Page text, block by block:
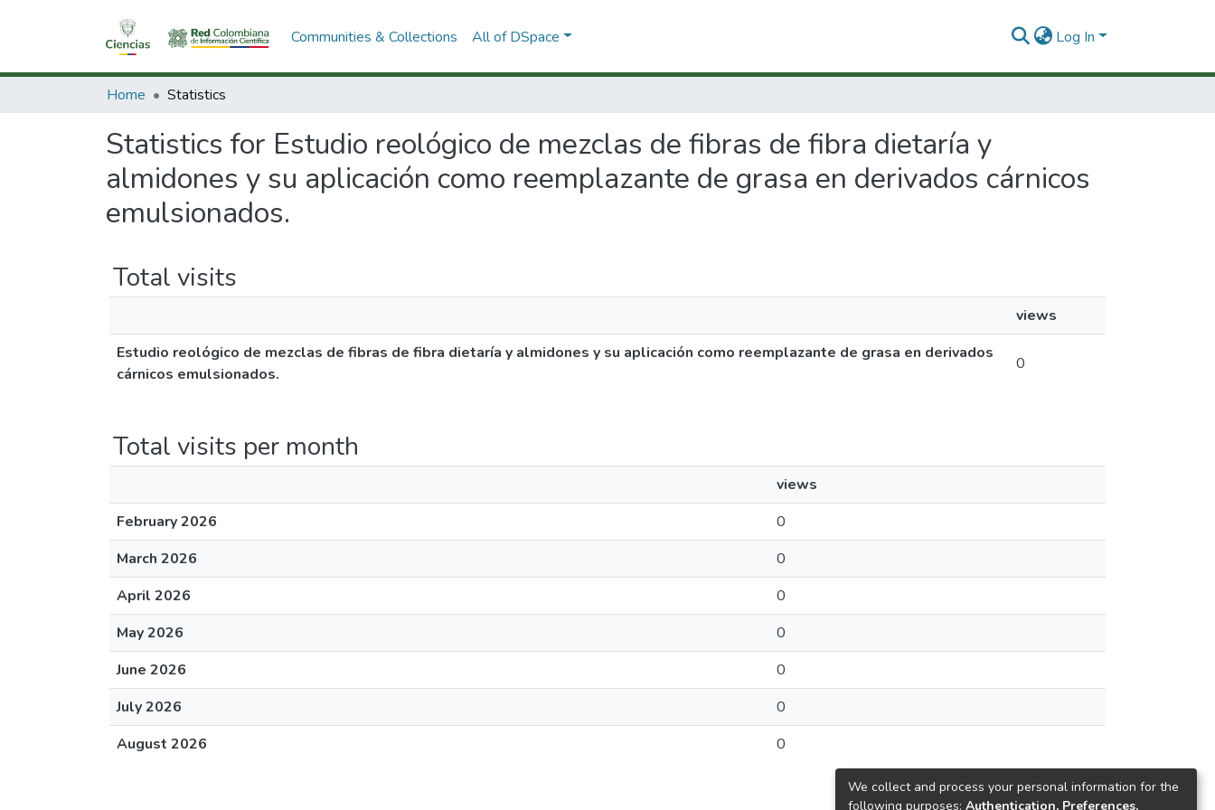
Communities & Collections All of DSpace Log In
Home Statistics
Statistics for Estudio reológico de mezclas de fibras de fibra dietaría y
almidones y su aplicación como reemplazante de grasa en derivados cárnicos
emulsionados.
Total visits
views
Estudio reológico de mezclas de fibras de fibra dietaría y almidones y su aplicación como reemplazante de grasa en derivados
cárnicos emulsionados.
0
Total visits per month
views
February 2026
0
March 2026
0
April 2026
0
May 2026
0
June 2026
0
July 2026
0
August 2026
0
We collect and process your personal information for the
following purposes: Authentication, Preferences,